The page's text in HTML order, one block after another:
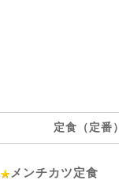
定食（定番）
メンチカツ定食